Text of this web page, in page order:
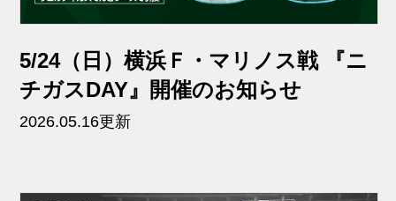
5/24（日）横浜Ｆ・マリノス戦 『ニ
チガスDAY』開催のお知らせ
2026.05.16更新